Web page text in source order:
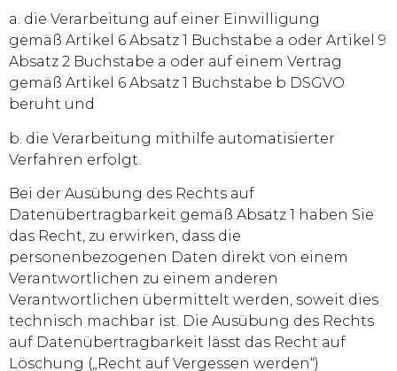
a. die Verarbeitung auf einer Einwilligung
gemäß Artikel 6 Absatz 1 Buchstabe a oder Artikel 9
Absatz 2 Buchstabe a oder auf einem Vertrag
gemäß Artikel 6 Absatz 1 Buchstabe b DSGVO
beruht und
b. die Verarbeitung mithilfe automatisierter
Verfahren erfolgt.
Bei der Ausübung des Rechts auf
Datenübertragbarkeit gemäß Absatz 1 haben Sie
das Recht, zu erwirken, dass die
personenbezogenen Daten direkt von einem
Verantwortlichen zu einem anderen
Verantwortlichen übermittelt werden, soweit dies
technisch machbar ist. Die Ausübung des Rechts
auf Datenübertragbarkeit lässt das Recht auf
Löschung („Recht auf Vergessen werden“)